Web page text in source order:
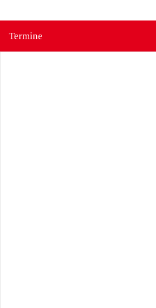
Termine